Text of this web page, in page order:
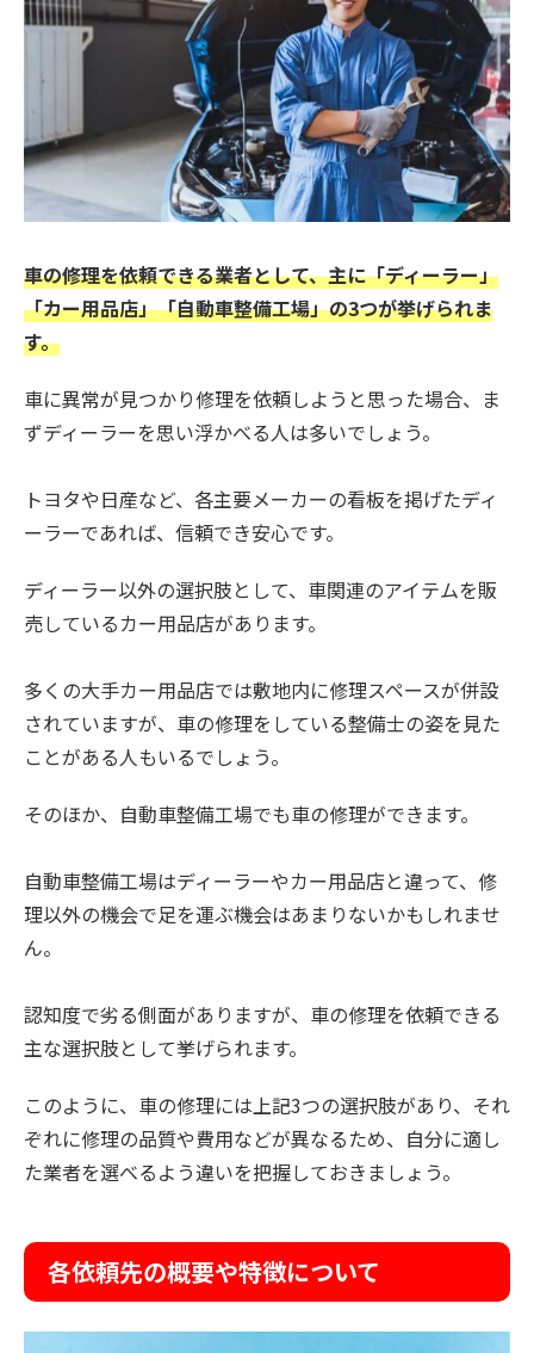
車の修理を依頼できる業者として、主に「ディーラー」
「カー用品店」「自動車整備工場」の3つが挙げられま
す。
車に異常が見つかり修理を依頼しようと思った場合、ま
ずディーラーを思い浮かべる人は多いでしょう。
トヨタや日産など、各主要メーカーの看板を掲げたディ
ーラーであれば、信頼でき安心です。
ディーラー以外の選択肢として、車関連のアイテムを販
売しているカー用品店があります。
多くの大手カー用品店では敷地内に修理スペースが併設
されていますが、車の修理をしている整備士の姿を見た
ことがある人もいるでしょう。
そのほか、自動車整備工場でも車の修理ができます。
自動車整備工場はディーラーやカー用品店と違って、修
理以外の機会で足を運ぶ機会はあまりないかもしれませ
ん。
認知度で劣る側面がありますが、車の修理を依頼できる
主な選択肢として挙げられます。
このように、車の修理には上記3つの選択肢があり、それ
ぞれに修理の品質や費用などが異なるため、自分に適し
た業者を選べるよう違いを把握しておきましょう。
各依頼先の概要や特徴について